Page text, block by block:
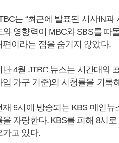
는 “최근에 발표된 시사IN
와 영향력이 MBC와 SBS를 따
편이라는 점을 숨기지 않았다.
난 4월 JTBC 뉴스는 시간대와
입 가구 기준)의 시청률을 기록
재 9시에 방송되는 KBS 메인
을 자랑한다. KBS를 피해 8시
가고 있다.